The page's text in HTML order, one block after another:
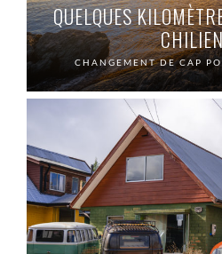
QUELQUES
CHANGEMENT DE CAP